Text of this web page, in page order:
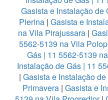
Gasista e Instalação de
Pierina| Gasista e
na Vila Pirajussara |
5562-5139 na Vila
Gás | 11 5562-5139
Instalação de Gás | 11
| Gasista e Instalação
Primavera| Gasista e